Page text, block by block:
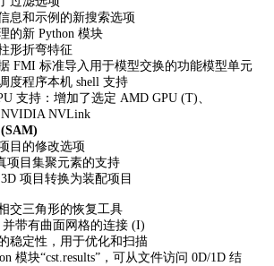
和示例的新搜索选项
新 Python 模块
折弯特征
标准导入用于模型交换的功能模型单元
程序本机 shell 支持
支持：增加了选定 AMD GPU (T)、
NVLink
的修改选项
目集聚元素的支持
项目转换为装配项目
三角形的恢复工具
带有曲面网格的连接 (I)
定性，用于优化和扫描
块“cst.results”，可从文件访问 0D/1D 结